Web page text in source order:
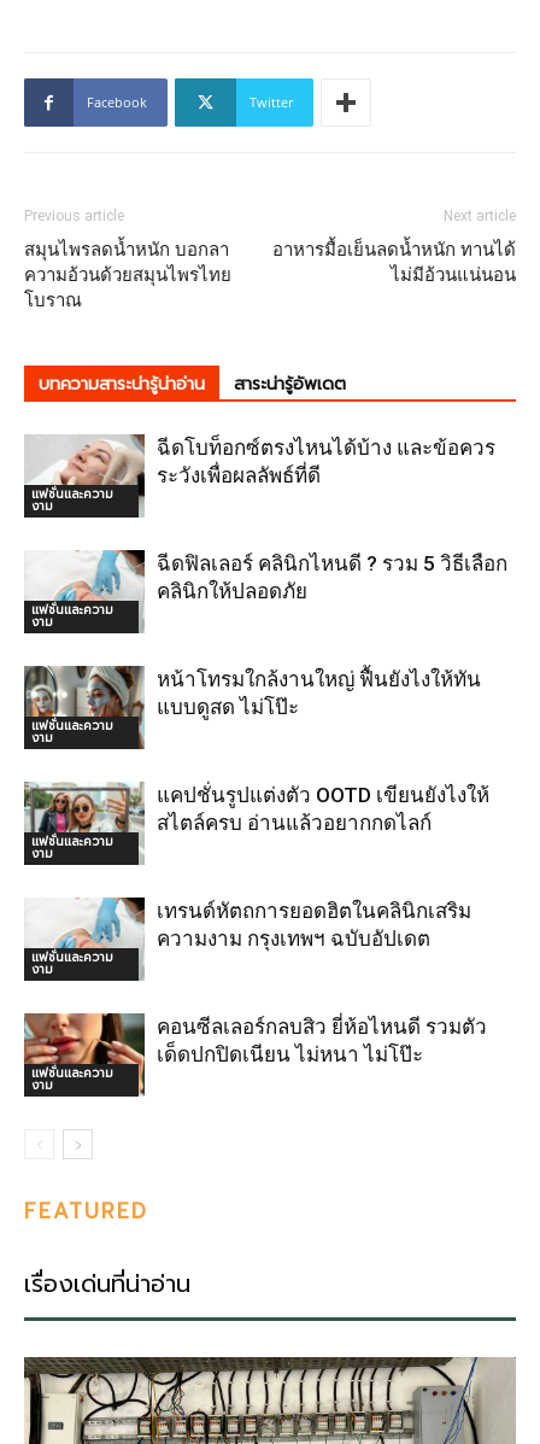
Facebook Twitter
Previous article
สมุนไพรลดน้ำหนัก บอกลา
ความอ้วนด้วยสมุนไพรไทย
โบราณ
Next article
อาหารมื้อเย็นลดน้ำหนัก ทานได้
ไม่มีอ้วนแน่นอน
บทความสาระน่ารู้น่าอ่าน สาระน่ารู้อัพเดต
แฟชั่นและความ
งาม
ฉีดโบท็อกซ์ตรงไหนได้บ้าง และข้อควร
ระวังเพื่อผลลัพธ์ที่ดี
แฟชั่นและความ
งาม
ฉีดฟิลเลอร์ คลินิกไหนดี ? รวม 5 วิธีเลือก
คลินิกให้ปลอดภัย
แฟชั่นและความ
งาม
หน้าโทรมใกล้งานใหญ่ ฟื้นยังไงให้ทัน
แบบดูสด ไม่โป๊ะ
แฟชั่นและความ
งาม
แคปชั่นรูปแต่งตัว OOTD เขียนยังไงให้
สไตล์ครบ อ่านแล้วอยากกดไลก์
แฟชั่นและความ
งาม
เทรนด์หัตถการยอดฮิตในคลินิกเสริม
ความงาม กรุงเทพฯ ฉบับอัปเดต
แฟชั่นและความ
งาม
คอนซีลเลอร์กลบสิว ยี่ห้อไหนดี รวมตัว
เด็ดปกปิดเนียน ไม่หนา ไม่โป๊ะ
FEATURED
เรื่องเด่นที่น่าอ่าน